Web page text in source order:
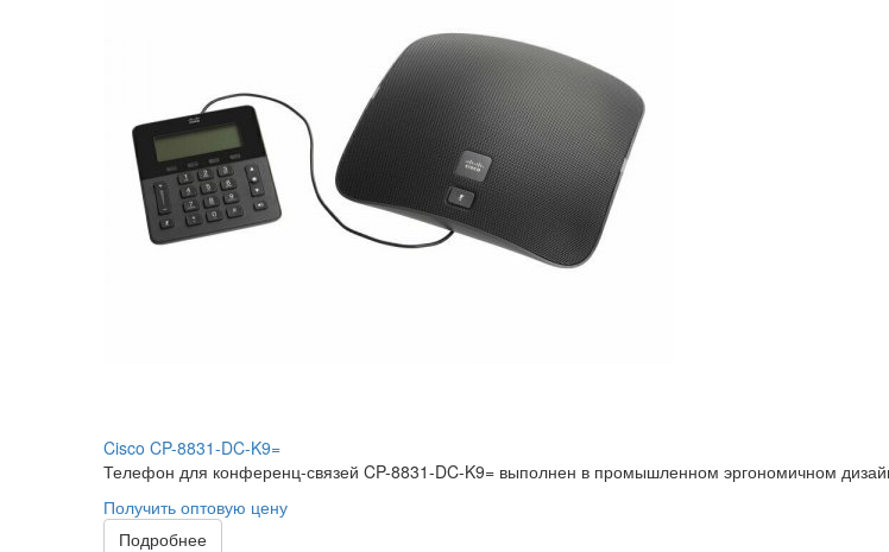
Cisco CP-8831-DC-K9=
Телефон для конференц-связей CP-8831-DC-K9= выполнен в промышленном эргономичном
Получить оптовую цену
Подробнее